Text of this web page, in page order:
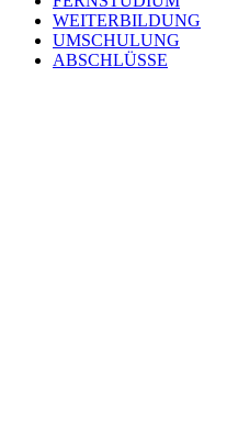
WEITERBILDUNG
UMSCHULUNG
ABSCHLÜSSE